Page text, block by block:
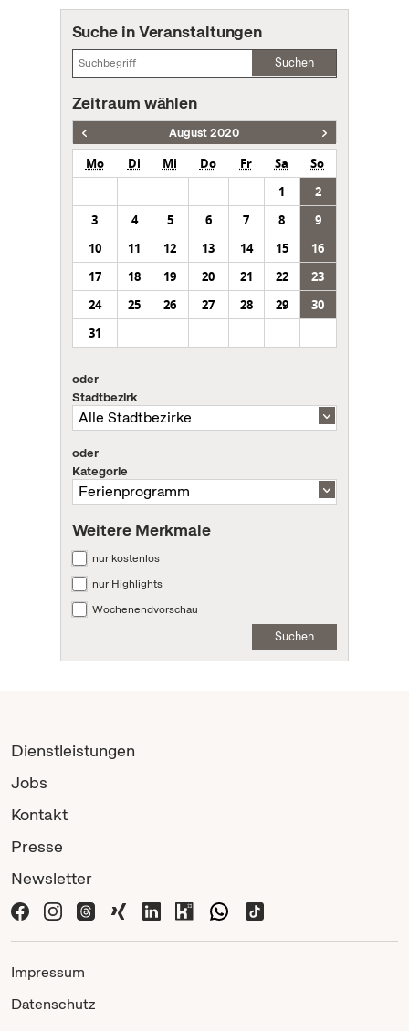
Suche in Veranstaltungen
Suchen
Zeitraum wählen
August 2020
Mo Di Mi Do Fr Sa
So
1
2
3
4 5 6 7 8
9
10
11 12 13 14 15
16
17
18 19 20 21 22
23
24
25 26 27 28 29
30
31
oder
Stadtbezirk
oder
Kategorie
Weitere Merkmale
nur kostenlos
nur Highlights
Wochenendvorschau
Suchen
Dienstleistungen
Jobs
Kontakt
Presse
Newsletter
Impressum
Datenschutz